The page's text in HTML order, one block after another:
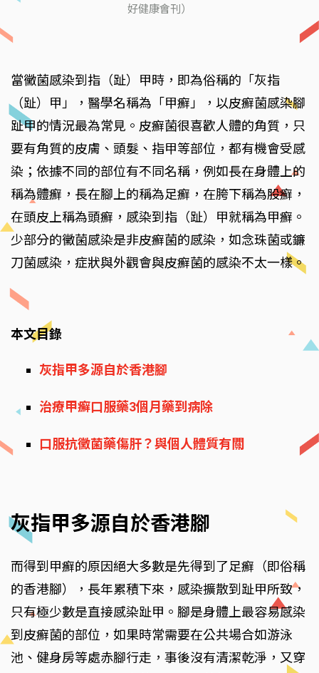
好健康會刊）
當黴菌感染到指（趾）甲時，即為俗稱的「灰指
（趾）甲」，醫學名稱為「甲癬」，以皮癬菌感染腳
趾甲的情況最為常見。皮癬菌很喜歡人體的角質，只
要有角質的皮膚、頭髮、指甲等部位，都有機會受感
染；依據不同的部位有不同名稱，例如長在身體上的
稱為體癬，長在腳上的稱為足癬，在胯下稱為股癬，
在頭皮上稱為頭癬，感染到指（趾）甲就稱為甲癬。
少部分的黴菌感染是非皮癬菌的感染，如念珠菌或鐮
刀菌感染，症狀與外觀會與皮癬菌的感染不太一樣。
本文目錄
灰指甲多源自於香港腳
治療甲癬口服藥3個月藥到病除
口服抗黴菌藥傷肝？與個人體質有關
灰指甲多源自於香港腳
而得到甲癬的原因絕大多數是先得到了足癬（即俗稱
的香港腳），長年累積下來，感染擴散到趾甲所致，
只有極少數是直接感染趾甲。腳是身體上最容易感染
到皮癬菌的部位，如果時常需要在公共場合如游泳
池、健身房等處赤腳行走，事後沒有清潔乾淨，又穿